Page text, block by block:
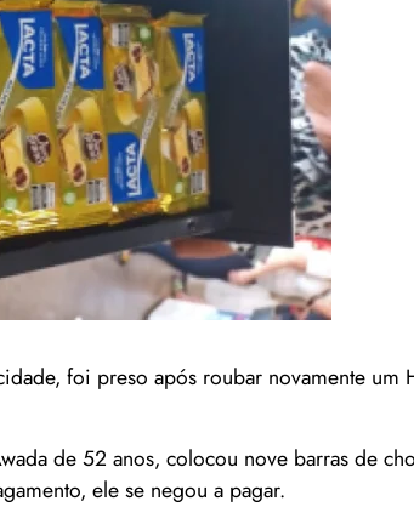
foi preso após roubar novamente um
de 52 anos, colocou nove barras de
ele se negou a pagar.